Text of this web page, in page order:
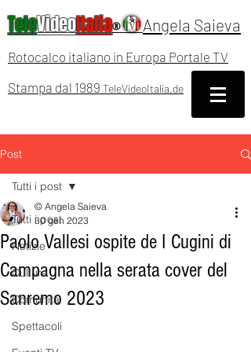
TeleVideoItalia® Angela Saieva
Rotocalco italiano in Europa Portale TV
Stampa dal 1989 TeleVideoItalia.de
Post
Tutti i post
Notizie
Cultura
Comunità
Spettacoli
Tutti i post
Paolo Vallesi ospite de I Cugini di
Campagna nella serata cover del
Sanremo 2023
© Angela Saieva
30 gen 2023